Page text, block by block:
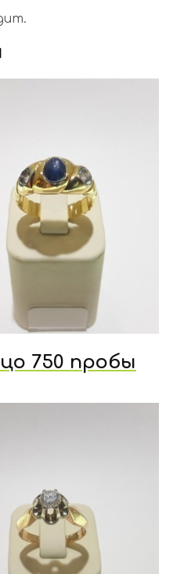
750 пробы